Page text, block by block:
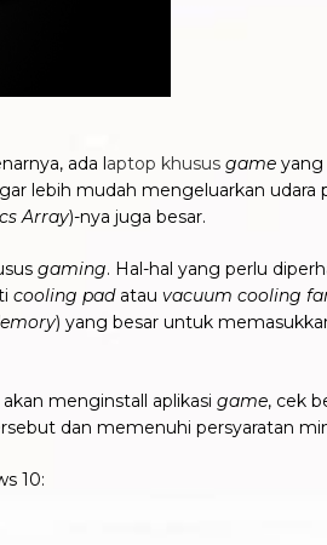
ada laptop khusus game yang
lebih mudah mengeluarkan udara
Array)-nya juga besar.
gaming. Hal-hal yang perlu
cooling padatau vacuum cooling
) yang besar untuk
menginstall aplikasi game, cek
dan memenuhi persyaratan
10: